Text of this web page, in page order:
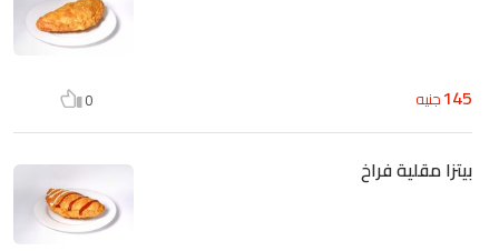
145جنيه 0
بيتزا مقلية فراخ